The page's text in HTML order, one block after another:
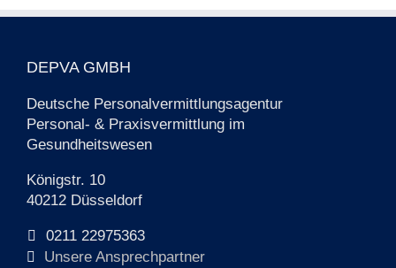
DEPVA GMBH
Deutsche Personalvermittlungsagentur
Personal- & Praxisvermittlung im
Gesundheitswesen
Königstr. 10
40212 Düsseldorf
0211 22975363
Unsere Ansprechpartner